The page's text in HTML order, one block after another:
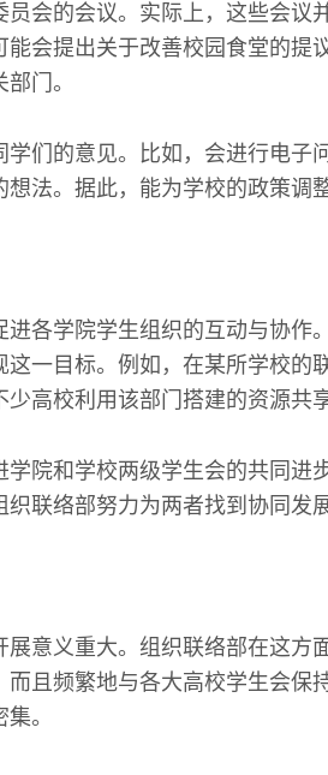
员会的会议。实际上，这些会议
能会提出关于改善校园食堂的提
门。
学们的意见。比如，会进行电子
法。据此，能为学校的政策调
进各学院学生组织的互动与协作
这一目标。例如，在某所学校的
少高校利用该部门搭建的资源共
学院和学校两级学生会的共同进
织联络部努力为两者找到协同发
展意义重大。组织联络部在这方
而且频繁地与各大高校学生会保
。